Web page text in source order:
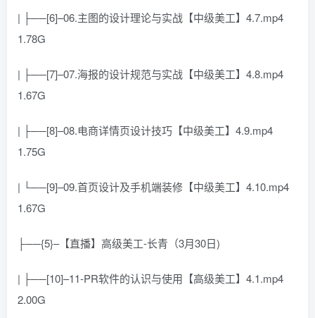
| ├──[6]–06.主图的设计理论与实战【中级美工】4.7.mp4
1.78G
| ├──[7]–07.海报的设计规范与实战【中级美工】4.8.mp4
1.67G
| ├──[8]–08.电商详情页设计技巧【中级美工】4.9.mp4
1.75G
| └──[9]–09.首页设计及手机端装修【中级美工】4.10.mp4
1.67G
├──{5}–【直播】高级美工-长青（3月30日)
| ├──[10]–11-PR软件的认识与使用【高级美工】4.1.mp4
2.00G